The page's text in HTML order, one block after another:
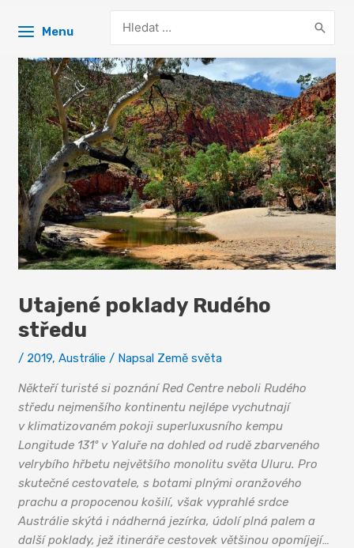
Menu
for:
Utajené poklady Rudého
středu
/ 2019,Austrálie / Napsal Země světa
Někteří turisté si poznání Red Centre neboli Rudého
středu nejmenšího kontinentu nejlépe vychutnají
v klimatizovaném pokoji superluxusního kempu
Longitude 131º v Yaluře na dohled od rudě zbarveného
velrybího hřbetu největšího monolitu světa Uluru. Pro
skutečné cestovatele, s botami plnými oranžového
prachu a propocenou košilí, však vyprahlé srdce
Austrálie skýtá i nádherná jezírka, údolí plná palem a
další poklady, jež itineráře cestovek většinou opomíjejí…